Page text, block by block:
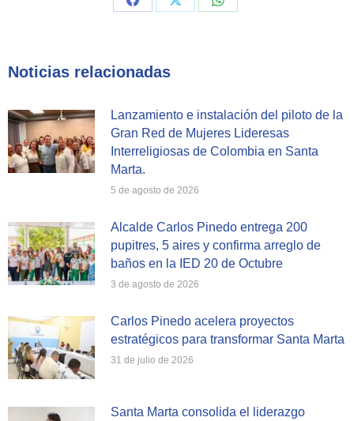
Share
Share
Share
Noticias relacionadas
Lanzamiento e instalación del piloto de la
Gran Red de Mujeres Lideresas
Interreligiosas de Colombia en Santa
Marta.
5 de agosto de 2026
Alcalde Carlos Pinedo entrega 200
pupitres, 5 aires y confirma arreglo de
baños en la IED 20 de Octubre
3 de agosto de 2026
Carlos Pinedo acelera proyectos
estratégicos para transformar Santa Marta
31 de julio de 2026
Santa Marta consolida el liderazgo